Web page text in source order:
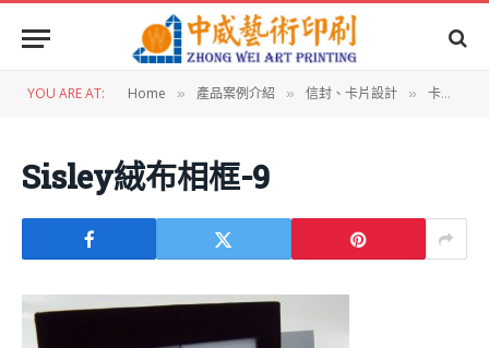
YOU ARE AT: Home » 產品案例介紹 » 信封、卡片設計 » 卡片設計：Sisley絨布站立式相片框
Sisley絨布相框-9